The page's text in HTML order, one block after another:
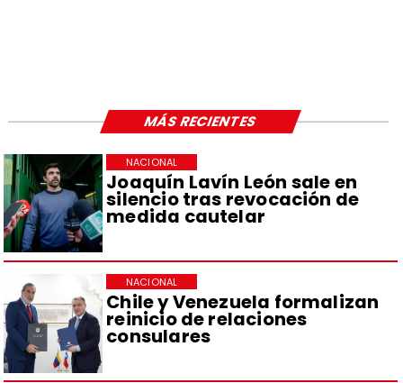
Joaquín Lavín León sale en
silencio tras revocación de
medida cautelar
NACIONAL
Chile y Venezuela formalizan
reinicio de relaciones
consulares
NACIONAL
MÁS RECIENTES